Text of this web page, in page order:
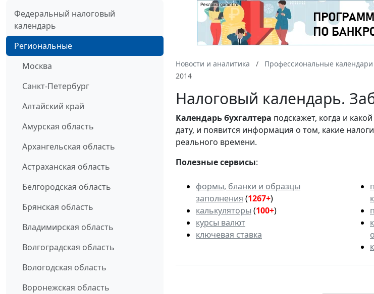
Федеральный налоговый
календарь
Региональные
Москва
Санкт-Петербург
Алтайский край
Амурская область
Архангельская область
Астраханская область
Белгородская область
Брянская область
Владимирская область
Волгоградская область
Вологодская область
Воронежская область
Новости и аналитика Профессиональные календари
2014
Налоговый календарь.
Календарьбухгалтера подскажет, когда и
дату, и появится информация о том, какие
реального времени.
Полезные сервисы:
формы, бланки и образцы
заполнения (1267+)
калькуляторы (100+)
курсы валют
ключевая ставка